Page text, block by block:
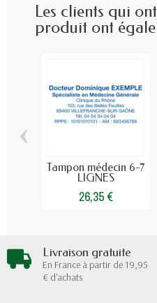
Les clients qui
produit ont
Tampon médecin 6-7
LIGNES
26,35 €
‹
Livraison gratuite
En France à partir de 19,95
€ d'achats